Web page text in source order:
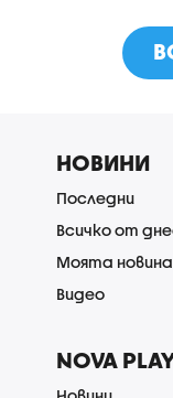
НОВИНИ
Последни
Всичко от
Моята новина
Видео
NOVA